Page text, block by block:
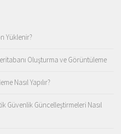
Yüklenir?
Oluşturma ve Görüntüleme
Nasıl Yapılır?
Güvenlik Güncelleştirmeleri Nasıl